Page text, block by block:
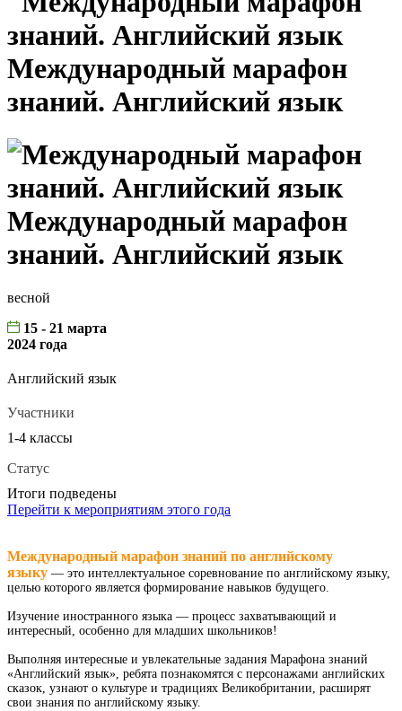
Международный марафон
знаний. Английский язык
Международный марафон
знаний. Английский язык
весной
15 - 21 марта
2024 года
Английский язык
Участники
1-4 классы
Статус
Итоги подведены
Перейти к мероприятиям этого года
Международный марафон знаний по английскому
языку — это интеллектуальное соревнование по английскому языку,
целью которого является формирование навыков будущего​.
Изучение иностранного языка — процесс захватывающий и
интересный, особенно для младших школьников!
Выполняя интересные и увлекательные задания Марафона знаний
«Английский язык», ребята познакомятся с персонажами английских
сказок, узнают о культуре и традициях Великобритании, расширят
свои знания по английскому языку.